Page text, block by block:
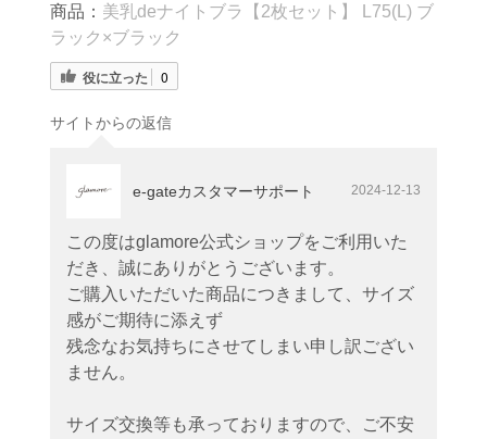
商品： 美乳deナイトブラ【2枚セット】 L75(L) ブ
ラック×ブラック
役に立った 0
サイトからの返信
e-gateカスタマーサポート 2024-12-13
この度はglamore公式ショップをご利用いた
だき、誠にありがとうございます。
ご購入いただいた商品につきまして、サイズ
感がご期待に添えず
残念なお気持ちにさせてしまい申し訳ござい
ません。
サイズ交換等も承っておりますので、ご不安